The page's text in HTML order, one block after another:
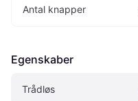
Antal knapper
Egenskaber
Trådløs